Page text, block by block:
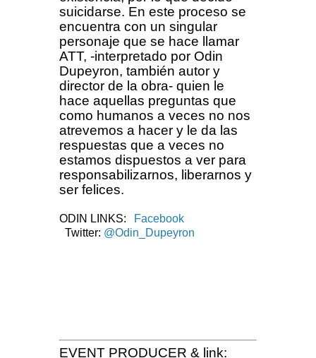
suicidarse. En este proceso se
encuentra con un singular
personaje que se hace llamar
ATT, -interpretado por Odin
Dupeyron, también autor y
director de la obra- quien le
hace aquellas preguntas que
como humanos a veces no nos
atrevemos a hacer y le da las
respuestas que a veces no
estamos dispuestos a ver para
responsabilizarnos, liberarnos y
ser felices.
ODIN LINKS:
Facebook
Twitter: @Odin_Dupeyron
EVENT PRODUCER & link: